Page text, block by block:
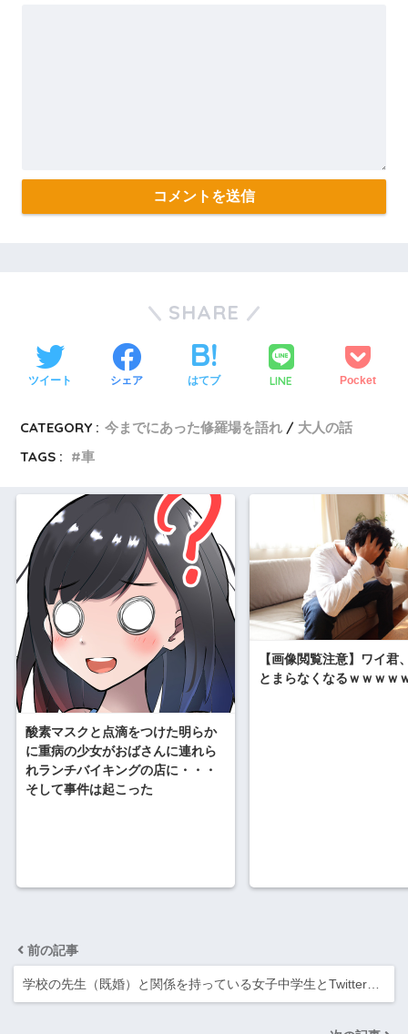
SHARE
ツイート シェア はてブ LINE Pocket
CATEGORY : 今までにあった修羅場を語れ
大人の話
TAGS :
車
酸素マスクと点滴をつけた明らか
に重病の少女がおばさんに連れら
れランチバイキングの店に・・・
そして事件は起こった
【画像閲覧注意】ワイ君
とまらなくなるｗｗｗｗ
前の記事
学校の先生（既婚）と関係を持っている女子中学生とTwitter…